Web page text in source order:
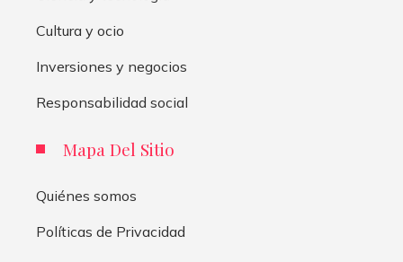
Cultura y ocio
Inversiones y negocios
Responsabilidad social
Mapa Del Sitio
Quiénes somos
Políticas de Privacidad